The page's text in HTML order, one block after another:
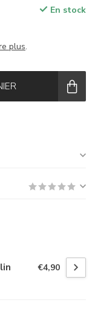
En stock
plus.
€4,90